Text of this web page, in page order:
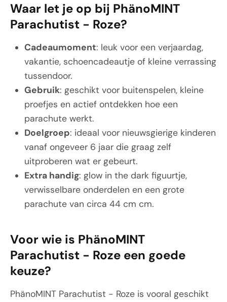
Waar let je op bij PhänoMINT
Parachutist - Roze?
Cadeaumoment: leuk voor een verjaardag,
vakantie, schoencadeautje of kleine verrassing
tussendoor.
Gebruik: geschikt voor buitenspelen, kleine
proefjes en actief ontdekken hoe een
parachute werkt.
Doelgroep: ideaal voor nieuwsgierige kinderen
vanaf ongeveer 6 jaar die graag zelf
uitproberen wat er gebeurt.
Extra handig: glow in the dark figuurtje,
verwisselbare onderdelen en een grote
parachute van circa 44 cm cm.
Voor wie is PhänoMINT
Parachutist - Roze een goede
keuze?
PhänoMINT Parachutist - Roze is vooral geschikt